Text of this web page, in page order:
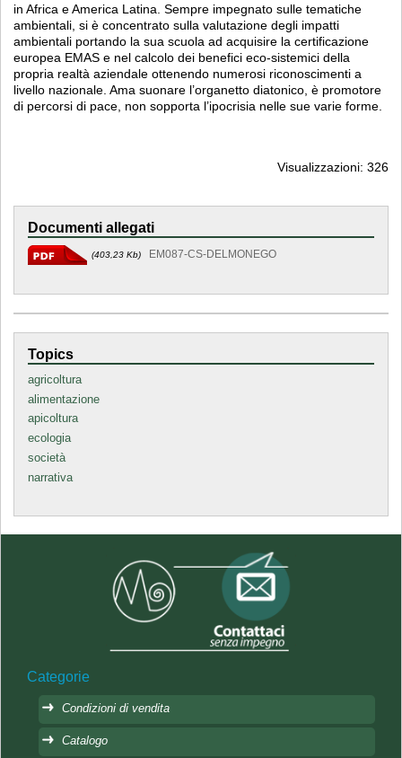
in Africa e America Latina. Sempre impegnato sulle tematiche
ambientali, si è concentrato sulla valutazione degli impatti
ambientali portando la sua scuola ad acquisire la certificazione
europea EMAS e nel calcolo dei benefici eco-sistemici della
propria realtà aziendale ottenendo numerosi riconoscimenti a
livello nazionale. Ama suonare l’organetto diatonico, è promotore
di percorsi di pace, non sopporta l’ipocrisia nelle sue varie forme.
Visualizzazioni: 326
Documenti allegati
(403,23 Kb) EM087-CS-DELMONEGO
Topics
agricoltura
alimentazione
apicoltura
ecologia
società
narrativa
Categorie
Condizioni di vendita
Catalogo